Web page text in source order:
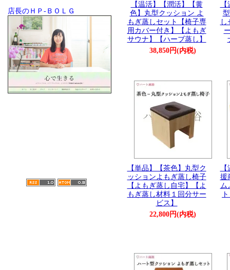
店長のＨＰ-ＢＯＬＧ
【温活】【潤活】【黄
色】丸型クッション よ
もぎ蒸しセット【椅子専
用カバー付き】【よもぎ
サウナ】【ハーブ蒸し】
38,850円(内税)
【単品】【茶色】丸型ク
ッションよもぎ蒸し椅子
【よもぎ蒸し自宅】【よ
もぎ蒸し材料１回分サー
ビス】
22,800円(内税)
援
ム